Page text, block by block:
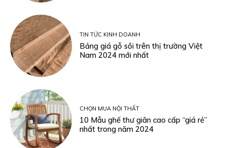
TIN TỨC KINH DOANH
Bảng giá gỗ sồi trên thị trường Việt
Nam 2024 mới nhất
CHỌN MUA NỘI THẤT
10 Mẫu ghế thư giãn cao cấp “giá rẻ”
nhất trong năm 2024